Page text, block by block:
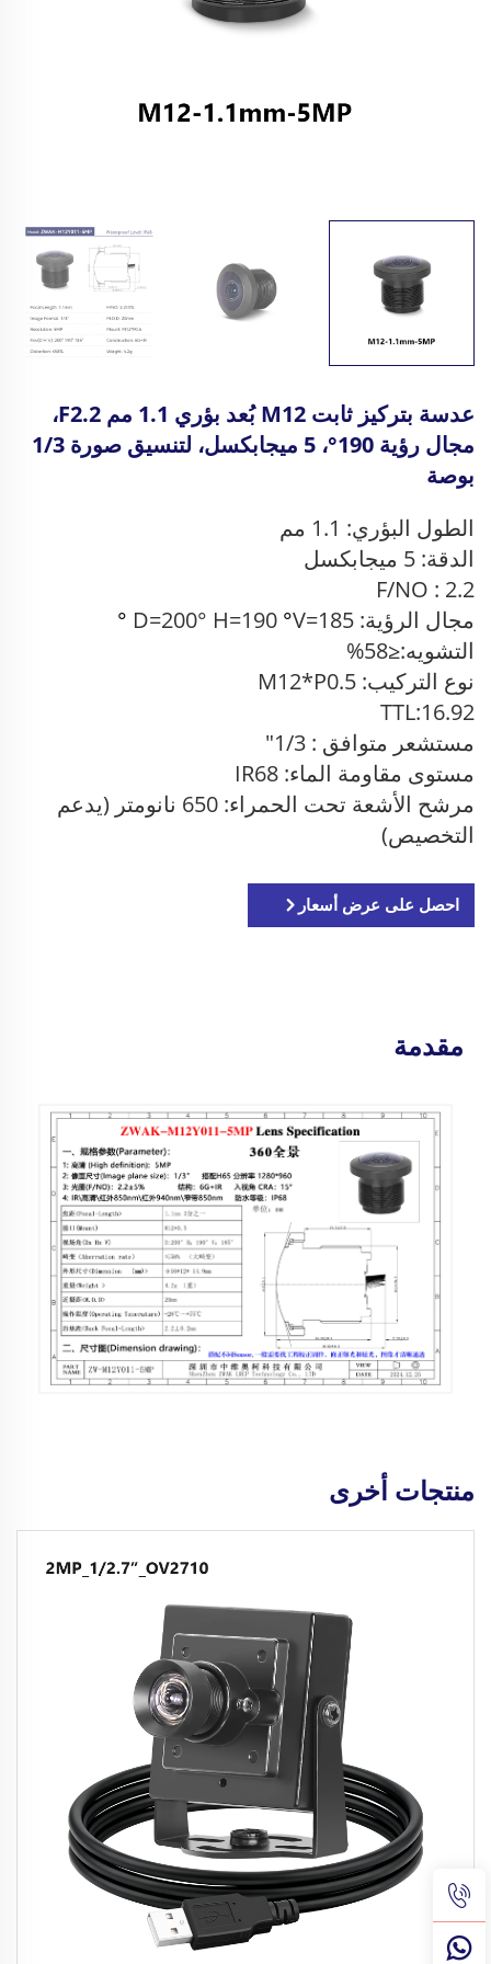
عدسة بتركيز ثابت M12 بُعد بؤري 1.1 مم F2.2،
مجال رؤية 190°، 5 ميجابكسل، لتنسيق صورة 1/3
بوصة
الطول البؤري: 1.1 مم
الدقة: 5 ميجابكسل
F/NO : 2.2
مجال الرؤية: D=200° H=190
°V=185
°
التشويه:≤58%
نوع التركيب: M12*P0.5
TTL:16.92
مستشعر متوافق : 1/3"
مستوى مقاومة الماء: IR68
مرشح الأشعة تحت الحمراء: 650 نانومتر (يدعم
التخصيص)
احصل على عرض أسعار
مقدمة
منتجات أخرى